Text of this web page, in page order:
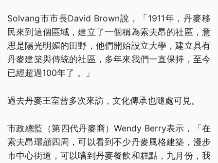
Solvang市市長David Brown說，「1911年，丹麥移
民來到這個區域，建立了一個稱為索夫昂的社區，意
思是陽光明媚的田野，他們開始設立大學，建立具有
丹麥建築與傳統的社區，多年來我們一直保持，至今
已經超過100年了 。」
過去丹麥王室曾多次來訪，文化傳承也隨處可見。
市政總監（第四代丹麥裔）Wendy Berry表示，「在
索夫昂環顧四周，可以看到不少丹麥風格建築，漫步
市中心街道，可以嚐到丹麥餐飲和糕點，九月份，我